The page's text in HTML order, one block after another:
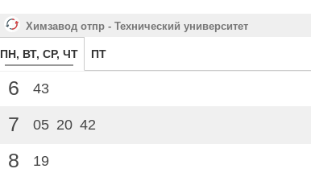
Химзавод отпр - Технический университет
ПН, ВТ, СР, ЧТ ПТ
6 43
7 05 20 42
8 19